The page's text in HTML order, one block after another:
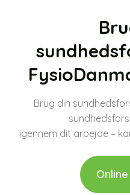
Brug din
​igennem dit arbejde –